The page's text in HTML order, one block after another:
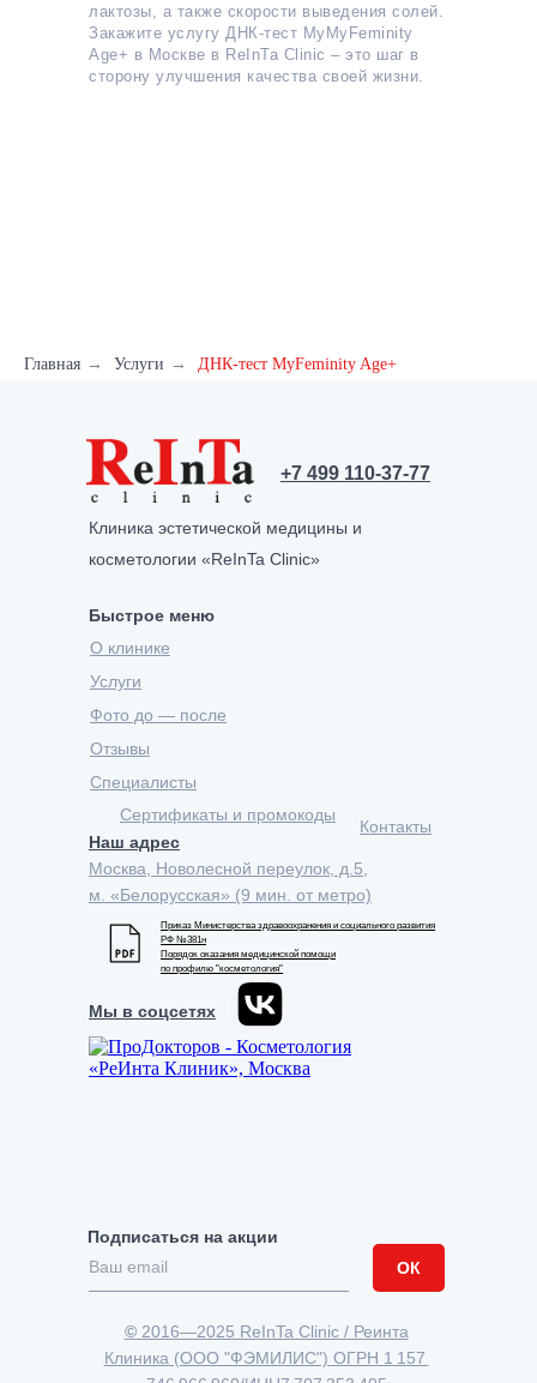
лактозы, а также скорости выведения солей.
Закажите услугу ДНК-тест MyMyFeminity
Age+ в Москве в ReInTa Clinic – это шаг в
сторону улучшения качества своей жизни.
Главная → Услуги → ДНК-тест MyFeminity Age+
Клиника эстетической медицины и
косметологии «ReInTa Clinic»
Быстрое меню
О клинике
Специалисты
Фото до — после
Наш адрес
Москва, Новолесной переулок, д.5,
м. «Белорусская» (9 мин. от метро)
+7 499 110-37-77
Подписаться на акции
ОК
©2016—2025 ReInTa Clinic / Реинта
Клиника (ООО "ФЭМИЛИС") ОГРН 1 157
Услуги
Отзывы
Контакты
Приказ Министерства здравоохранения и социального развития
РФ №381н
Порядок оказания медицинской помощи
по профилю "косметология"
Мы в соцсетях
Сертификаты и промокоды